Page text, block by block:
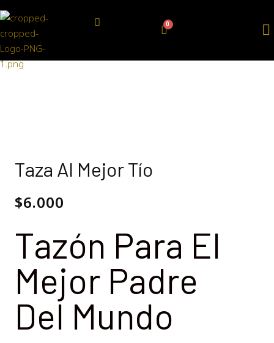
Taza Al Mejor Tío
$6.000
Tazón Para El
Mejor Padre
Del Mundo